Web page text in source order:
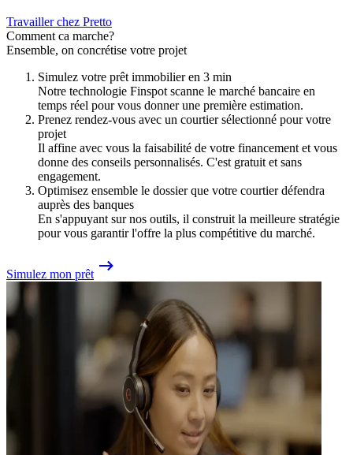
Travailler chez Pretto
Comment ca marche?
Ensemble, on concrétise votre projet
Simulez votre prêt immobilier en 3 min
Notre technologie Finspot scanne le marché bancaire en
temps réel pour vous donner une première estimation.
Prenez rendez-vous avec un courtier sélectionné pour votre
projet
Il affine avec vous la faisabilité de votre financement et vous
donne des conseils personnalisés. C'est gratuit et sans
engagement.
Optimisez ensemble le dossier que votre courtier défendra
auprès des banques
En s'appuyant sur nos outils, il construit la meilleure stratégie
pour vous garantir l'offre la plus compétitive du marché.
Simulez mon prêt